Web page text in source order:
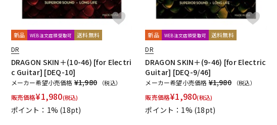
新品 WEB注文店頭受取可 送料無料
DR
DRAGON SKIN＋(10-46) [for Electri
c Guitar] [DEQ-10]
メーカー希望小売価格 ¥1,980 （税込）
販売価格¥1,980(税込)
ポイント：1% (18pt)
新品 WEB注文店頭受取可 送料無料
DR
DRAGON SKIN＋(9-46) [for Electric
Guitar] [DEQ-9/46]
メーカー希望小売価格 ¥1,980 （税込）
販売価格¥1,980(税込)
ポイント：1% (18pt)